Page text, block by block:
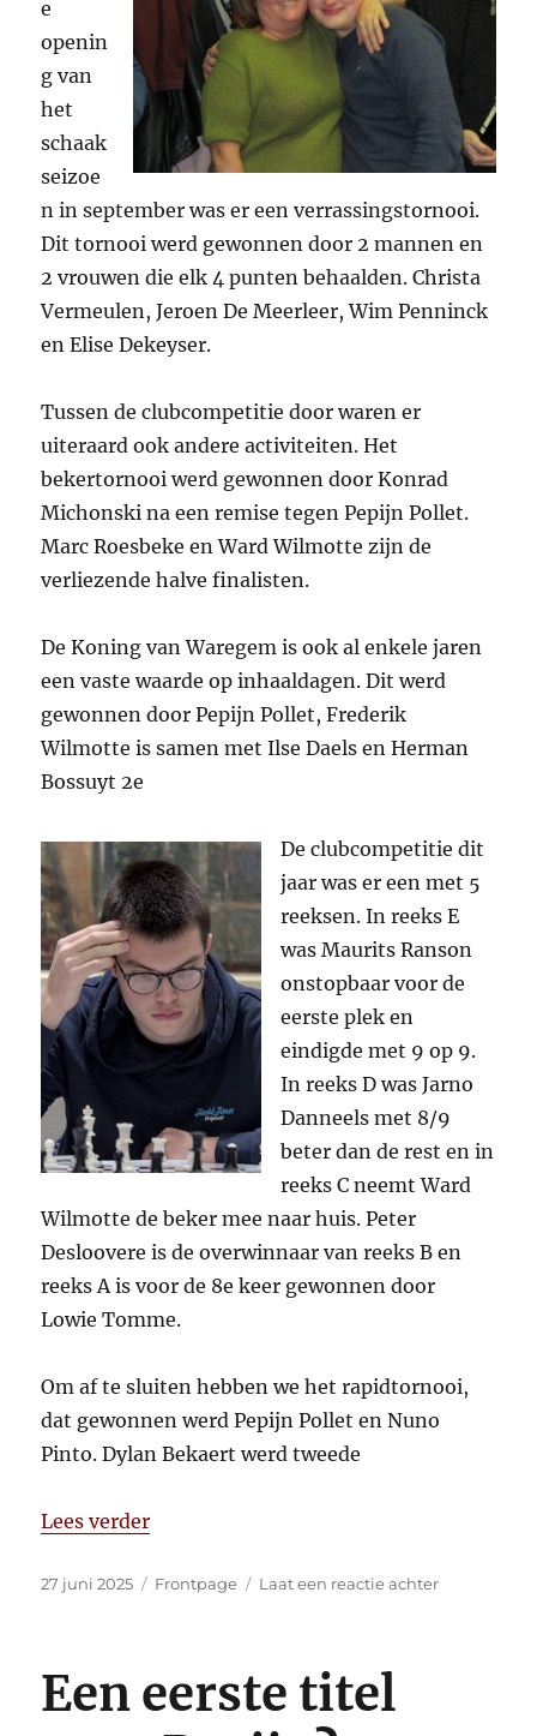
e
openin
g van
het
schaak
seizoe
n in september was er een verrassingstornooi.
Dit tornooi werd gewonnen door 2 mannen en
2 vrouwen die elk 4 punten behaalden. Christa
Vermeulen, Jeroen De Meerleer, Wim Penninck
en Elise Dekeyser.
Tussen de clubcompetitie door waren er
uiteraard ook andere activiteiten. Het
bekertornooi werd gewonnen door Konrad
Michonski na een remise tegen Pepijn Pollet.
Marc Roesbeke en Ward Wilmotte zijn de
verliezende halve finalisten.
De Koning van Waregem is ook al enkele jaren
een vaste waarde op inhaaldagen. Dit werd
gewonnen door Pepijn Pollet, Frederik
Wilmotte is samen met Ilse Daels en Herman
Bossuyt 2e
De clubcompetitie dit
jaar was er een met 5
reeksen. In reeks E
was Maurits Ranson
onstopbaar voor de
eerste plek en
eindigde met 9 op 9.
In reeks D was Jarno
Danneels met 8/9
beter dan de rest en in
reeks C neemt Ward
Wilmotte de beker mee naar huis. Peter
Desloovere is de overwinnaar van reeks B en
reeks A is voor de 8e keer gewonnen door
Lowie Tomme.
Om af te sluiten hebben we het rapidtornooi,
dat gewonnen werd Pepijn Pollet en Nuno
Pinto. Dylan Bekaert werd tweede
Lees verder“2024-2025 in review”
Gepubliceerd
27 juni 2025 Categorieën
Frontpage Laat een reactie achterop
Een eerste titel